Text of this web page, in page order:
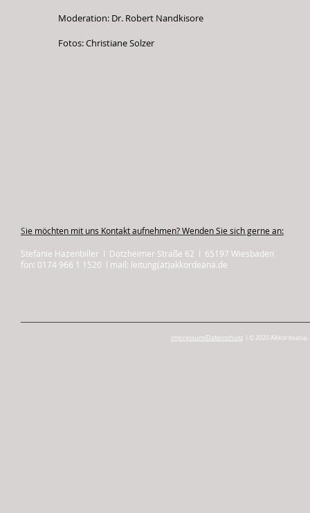
Moderation: Dr. Robert Nandkisore
Fotos: Christiane Solzer
Sie möchten mit uns Kontakt aufnehmen? Wenden Sie sich gerne an:
Stefanie Hazenbiller I Dotzheimer Straße 62 I 65197 Wiesbaden
fon: 0174 966 1 1520 I mail: leitung(at)akkordeana.de
Impressum/DatenschutzI © 2020 Akkordeana,